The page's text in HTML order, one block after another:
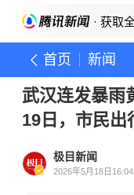
· 获取
首页 新闻
武汉连发暴雨
19日，市民出
极目新闻
2026年5月18日16:04